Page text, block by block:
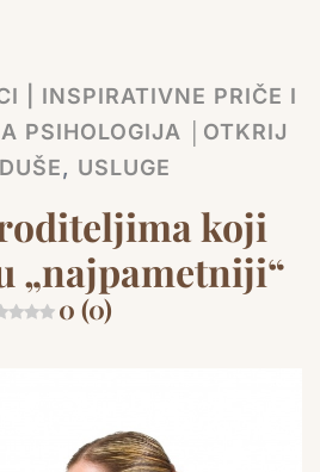
| INSPIRATIVNE PRIČE I
PSIHOLOGIJA │OTKRIJ
, USLUGE
koji
„najpametniji“
0 (0)